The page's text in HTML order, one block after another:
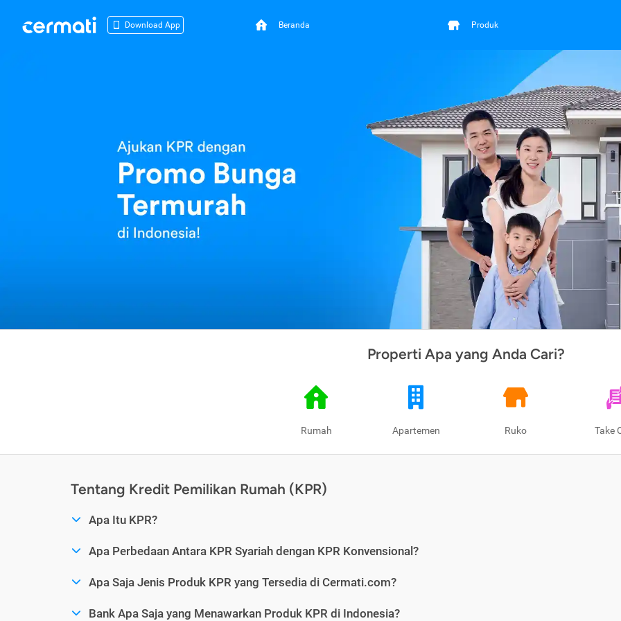
Download App Beranda Produk
Properti Apa yang Anda Cari?
Rumah Apartemen Ruko Take
Tentang Kredit Pemilikan Rumah (KPR)
Apa Itu KPR?
Apa Perbedaan Antara KPR Syariah dengan KPR Konvensional?
Apa Saja Jenis Produk KPR yang Tersedia di Cermati.com?
Bank Apa Saja yang Menawarkan Produk KPR di Indonesia?